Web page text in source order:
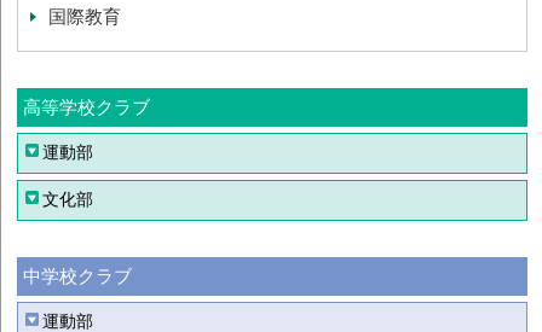
国際教育
高等学校クラブ
運動部
文化部
中学校クラブ
運動部